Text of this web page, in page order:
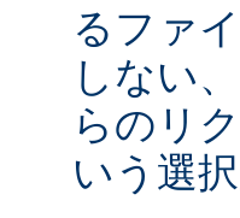
るファ
しない
らのリ
いう選